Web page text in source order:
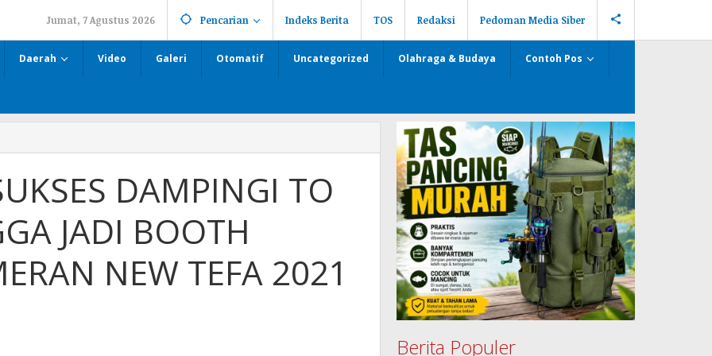
Jumat, 7 Agustus 2026 Pencarian Indeks Berita TOS Redaksi Pedoman Media Siber
Daerah Video Galeri Otomatif Uncategorized Olahraga & Budaya Contoh Pos
DAMPINGI TO
JADI BOOTH
NEW TEFA 2021
Berita Populer